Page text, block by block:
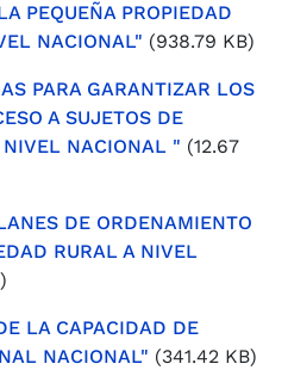
PEQUEÑA PROPIEDAD
NACIONAL" (938.79 KB)
PARA GARANTIZAR LOS
A SUJETOS DE
NIVEL NACIONAL " (12.67
DE ORDENAMIENTO
RURAL A NIVEL
LA CAPACIDAD DE
NACIONAL" (341.42 KB)